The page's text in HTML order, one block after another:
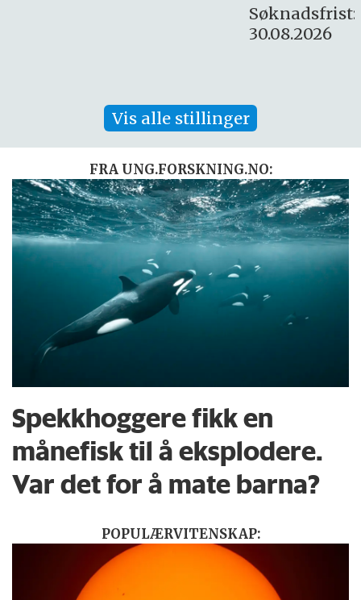
Vis alle stillinger
FRA UNG.FORSKNING.NO:
Spekkhoggere fikk en
månefisk til å eksplodere.
Var det for å mate barna?
POPULÆRVITENSKAP: